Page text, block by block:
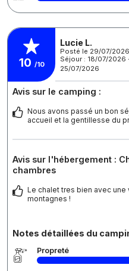
10 /10
Lucie L.
Posté le 29/07/2026
Séjour : 18/07/2026
25/07/2026
Avis sur le camping :
Nous avons passé un bon
accueil et la gentillesse du
Avis sur l'hébergement :
chambres
Le chalet tres bien avec
montagnes !
Notes détaillées du
Propreté